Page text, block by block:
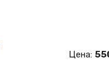
Цена: